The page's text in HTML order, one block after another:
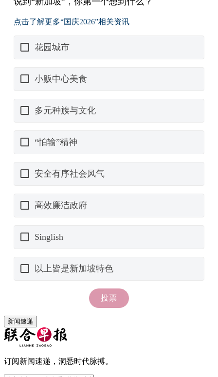
新闻速递
订阅新闻速递，洞悉时代脉搏。